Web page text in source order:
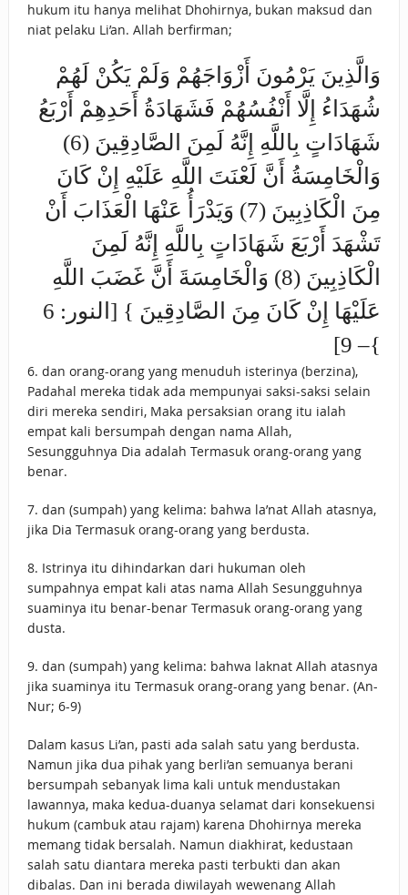
hukum itu hanya melihat Dhohirnya, bukan maksud dan
niat pelaku Li’an. Allah berfirman;
وَالَّذِينَ يَرْمُونَ أَزْوَاجَهُمْ وَلَمْ يَكُنْ لَهُمْ
شُهَدَاءُ إِلَّا أَنْفُسُهُمْ فَشَهَادَةُ أَحَدِهِمْ أَرْبَعُ
شَهَادَاتٍ بِاللَّهِ إِنَّهُ لَمِنَ الصَّادِقِينَ (6)
وَالْخَامِسَةُ أَنَّ لَعْنَتَ اللَّهِ عَلَيْهِ إِنْ كَانَ
مِنَ الْكَاذِبِينَ (7) وَيَدْرَأُ عَنْهَا الْعَذَابَ أَنْ
تَشْهَدَ أَرْبَعَ شَهَادَاتٍ بِاللَّهِ إِنَّهُ لَمِنَ
الْكَاذِبِينَ (8) وَالْخَامِسَةَ أَنَّ غَضَبَ اللَّهِ
عَلَيْهَا إِنْ كَانَ مِنَ الصَّادِقِينَ } [النور: 6
– 9]{
6. dan orang-orang yang menuduh isterinya (berzina),
Padahal mereka tidak ada mempunyai saksi-saksi selain
diri mereka sendiri, Maka persaksian orang itu ialah
empat kali bersumpah dengan nama Allah,
Sesungguhnya Dia adalah Termasuk orang-orang yang
benar.
7. dan (sumpah) yang kelima: bahwa la’nat Allah atasnya,
jika Dia Termasuk orang-orang yang berdusta.
8. Istrinya itu dihindarkan dari hukuman oleh
sumpahnya empat kali atas nama Allah Sesungguhnya
suaminya itu benar-benar Termasuk orang-orang yang
dusta.
9. dan (sumpah) yang kelima: bahwa laknat Allah atasnya
jika suaminya itu Termasuk orang-orang yang benar. (An-
Nur; 6-9)
Dalam kasus Li’an, pasti ada salah satu yang berdusta.
Namun jika dua pihak yang berli’an semuanya berani
bersumpah sebanyak lima kali untuk mendustakan
lawannya, maka kedua-duanya selamat dari konsekuensi
hukum (cambuk atau rajam) karena Dhohirnya mereka
memang tidak bersalah. Namun diakhirat, kedustaan
salah satu diantara mereka pasti terbukti dan akan
dibalas. Dan ini berada diwilayah wewenang Allah